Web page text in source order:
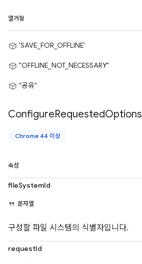
열거형
'SAVE_FOR_OFFLINE'
"OFFLINE_NOT_NECESSARY"
"공유"
ConfigureRequestedOptions
Chrome 44 이상
속성
fileSystemId
문자열
구성할 파일 시스템의 식별자입니다.
requestId